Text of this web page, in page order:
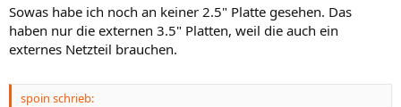
Sowas habe ich noch an keiner 2.5" Platte gesehen. Das
haben nur die externen 3.5" Platten, weil die auch ein
externes Netzteil brauchen.
spoin schrieb: